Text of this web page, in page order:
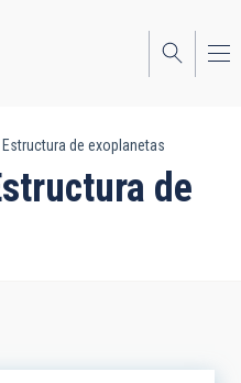
de exoplanetas
de